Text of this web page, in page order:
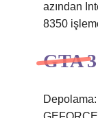
azından
8350
GTA